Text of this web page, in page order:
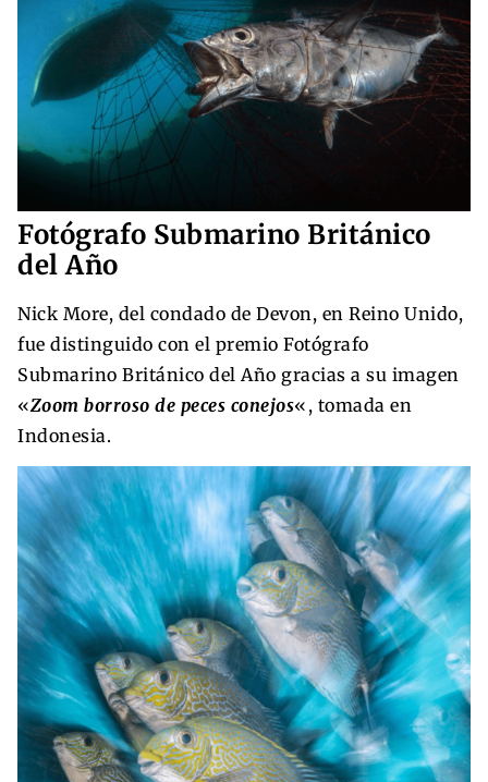
Fotógrafo Submarino Británico
del Año
Nick More, del condado de Devon, en Reino Unido,
fue distinguido con el premio Fotógrafo
Submarino Británico del Año gracias a su imagen
«Zoom borroso de peces conejos«, tomada en
Indonesia.